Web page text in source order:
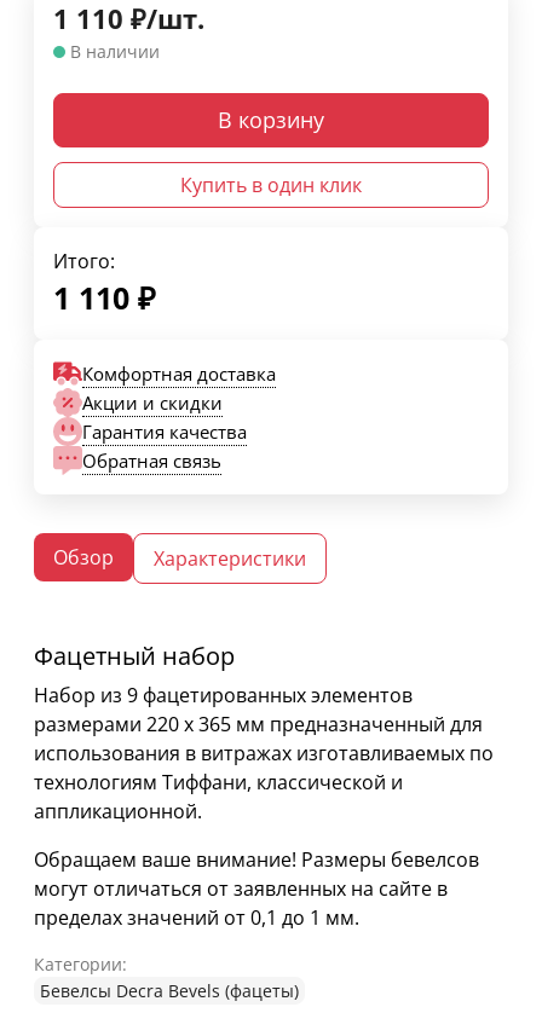
1 110 ₽/шт.
В наличии
В корзину
Купить в один клик
Итого:
1 110 ₽
Комфортная доставка
Акции и скидки
Гарантия качества
Обратная связь
Обзор Характеристики
Фацетный набор
Набор из 9 фацетированных элементов
размерами 220 х 365 мм предназначенный для
использования в витражах изготавливаемых по
технологиям Тиффани, классической и
аппликационной.
Обращаем ваше внимание! Размеры бевелсов
могут отличаться от заявленных на сайте в
пределах значений от 0,1 до 1 мм.
Категории:
Бевелсы Decra Bevels (фацеты)